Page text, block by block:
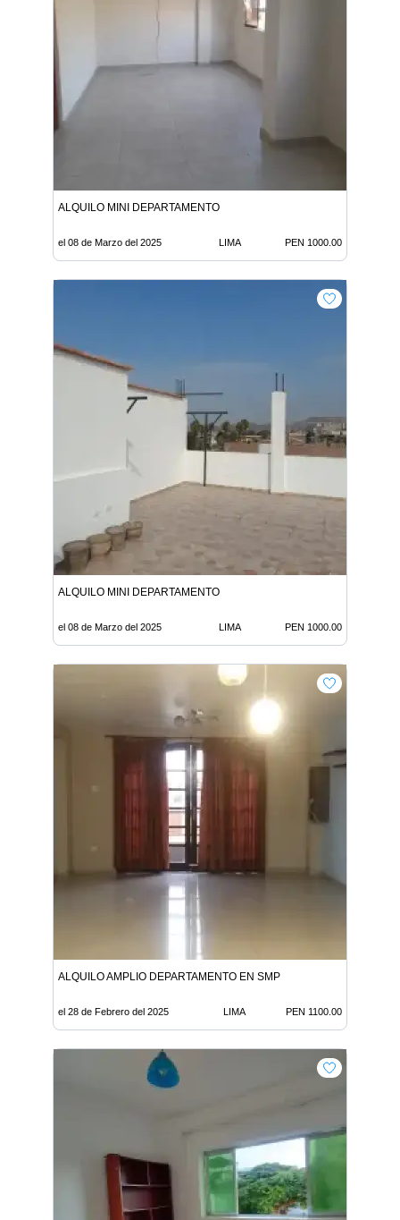
ALQUILO MINI DEPARTAMENTO
el 08 de Marzo del 2025 LIMA PEN 1000.00
ALQUILO MINI DEPARTAMENTO
el 08 de Marzo del 2025 LIMA PEN 1000.00
ALQUILO AMPLIO DEPARTAMENTO EN SMP
el 28 de Febrero del 2025 LIMA PEN 1100.00